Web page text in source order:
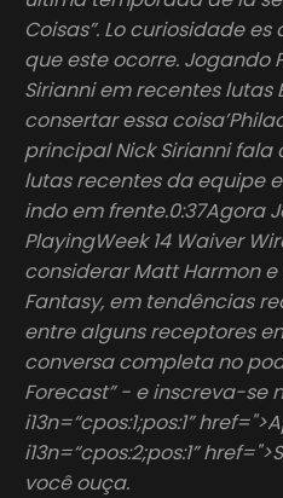
Coisas”. Lo curiosidade
que este ocorre. Jogando
Sirianni em recentes lutas
consertar essa
principal Nick Sirianni
lutas recentes da equipe
indo em frente.0:37Agora
PlayingWeek 14 Waiver
considerar Matt Harmon e
Fantasy, em tendências
entre alguns receptores
conversa completa no
Forecast” - e inscreva-se
i13n=“cpos:1;pos:1”
i13n=“cpos:2;pos:1”
você ouça.